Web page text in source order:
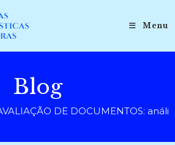
Menu
Blog
DE DOCUMENTOS: